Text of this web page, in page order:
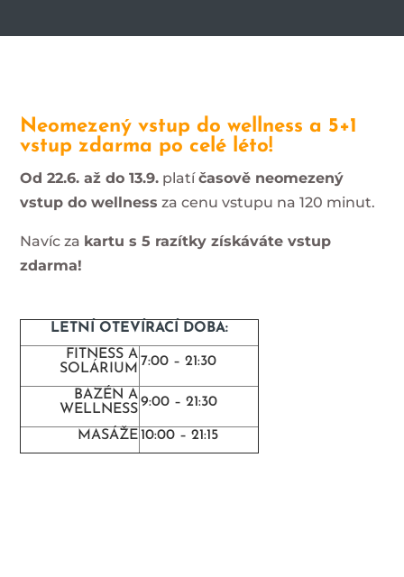
Neomezený vstup do wellness a 5+1
vstup zdarma po celé léto!
Od 22.6. až do 13.9. platíčasově neomezený
vstup do wellness za cenu vstupu na 120 minut.
Navíc za kartu s 5 razítky získáváte vstup
zdarma!
LETNÍ OTEVÍRACÍ DOBA:
FITNESS A
SOLÁRIUM 7:00 – 21:30
BAZÉN A
WELLNESS 9:00 – 21:30
MASÁŽE 10:00 – 21:15